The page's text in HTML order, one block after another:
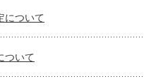
について
ついて